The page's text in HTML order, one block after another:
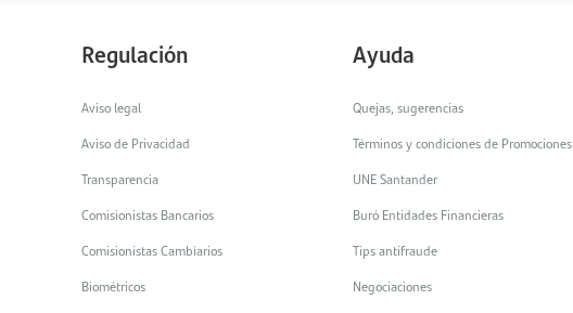
Protege tus datos de manera
fácil y segura.
Regulación
Aviso legal
Aviso de Privacidad
Transparencia
Comisionistas Bancarios
Comisionistas Cambiarios
Biométricos
Ayuda
Quejas, sugerencias
Términos y condiciones de Promociones
UNE Santander
Buró Entidades Financieras
Tips antifraude
Negociaciones